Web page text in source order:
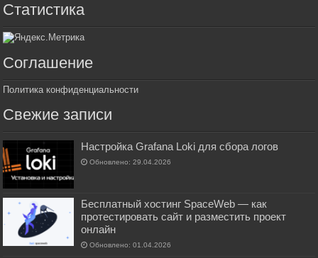
Статистика
Соглашение
Политика конфиденциальности
Свежие записи
Настройка Grafana Loki для сбора логов
Обновлено: 29.04.2026
Бесплатный хостинг SpaceWeb — как
протестировать сайт и разместить проект
онлайн
Обновлено: 01.04.2026